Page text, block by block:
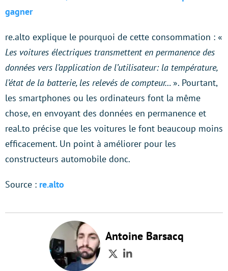
gagner
re.alto explique le pourquoi de cette consommation : «
Les voitures électriques transmettent en permanence des
données vers l’application de l’utilisateur: la température,
l’état de la batterie, les relevés de compteur… ». Pourtant,
les smartphones ou les ordinateurs font la même
chose, en envoyant des données en permanence et
real.to précise que les voitures le font beaucoup moins
efficacement. Un point à améliorer pour les
constructeurs automobile donc.
Source : re.alto
Antoine Barsacq
TwitterLinkedIn